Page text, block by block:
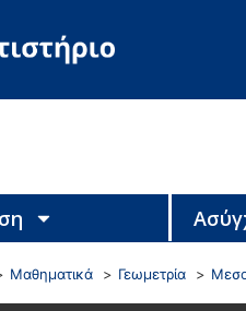
Μαθηματικά Γεωμετρία